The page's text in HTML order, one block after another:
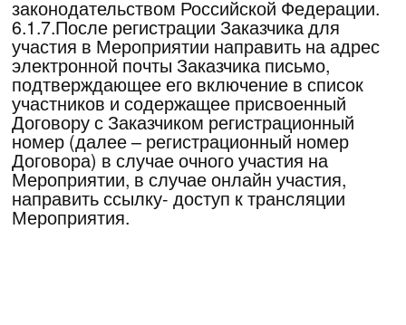
оказывается при условии доплаты
Заказчиком необходимой суммы не позднее,
чем за 3 (три) дня до даты начала
Мероприятия. В случае, если стоимость
нового формата участия будет ниже, той
суммы которую заплатил Заказчик, то
разница возврату не подлежит. При
изменении формата участия, оплаченная
Заказчиком сумма изменению и возврату не
подлежит.
При несогласии Заказчика осуществить
доплату по условиям настоящего пункта, за
Заказчиком сохраняется право на получение
Услуг в объеме ранее оплаченного формата
участия в Мероприятии (в ранее выбранном
месте, где Заказчик планировал посетить
Мероприятие и в ранее выбранном